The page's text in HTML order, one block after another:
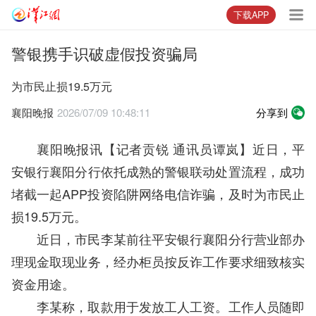
下载APP
警银携手识破虚假投资骗局
为市民止损19.5万元
襄阳晚报 2026/07/09 10:48:11 分享到
襄阳晚报讯【记者贡锐 通讯员谭岚】近日，平
安银行襄阳分行依托成熟的警银联动处置流程，成功
堵截一起APP投资陷阱网络电信诈骗，及时为市民止
损19.5万元。
近日，市民李某前往平安银行襄阳分行营业部办
理现金取现业务，经办柜员按反诈工作要求细致核实
资金用途。
李某称，取款用于发放工人工资。工作人员随即